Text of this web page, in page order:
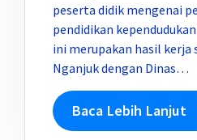
peserta didik mengenai
pendidikan
ini merupakan hasil kerja
Nganjuk dengan Dinas…
Baca Lebih Lanjut